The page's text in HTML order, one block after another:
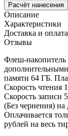
Расчёт нанесения
Описание
Характеристики
Доставка и оплата
Отзывы
Флеш-
памяти 64 ГБ.
Скорость чтения
Скорость записи
(Без чернения) на
Оплачивается
рублей на весь